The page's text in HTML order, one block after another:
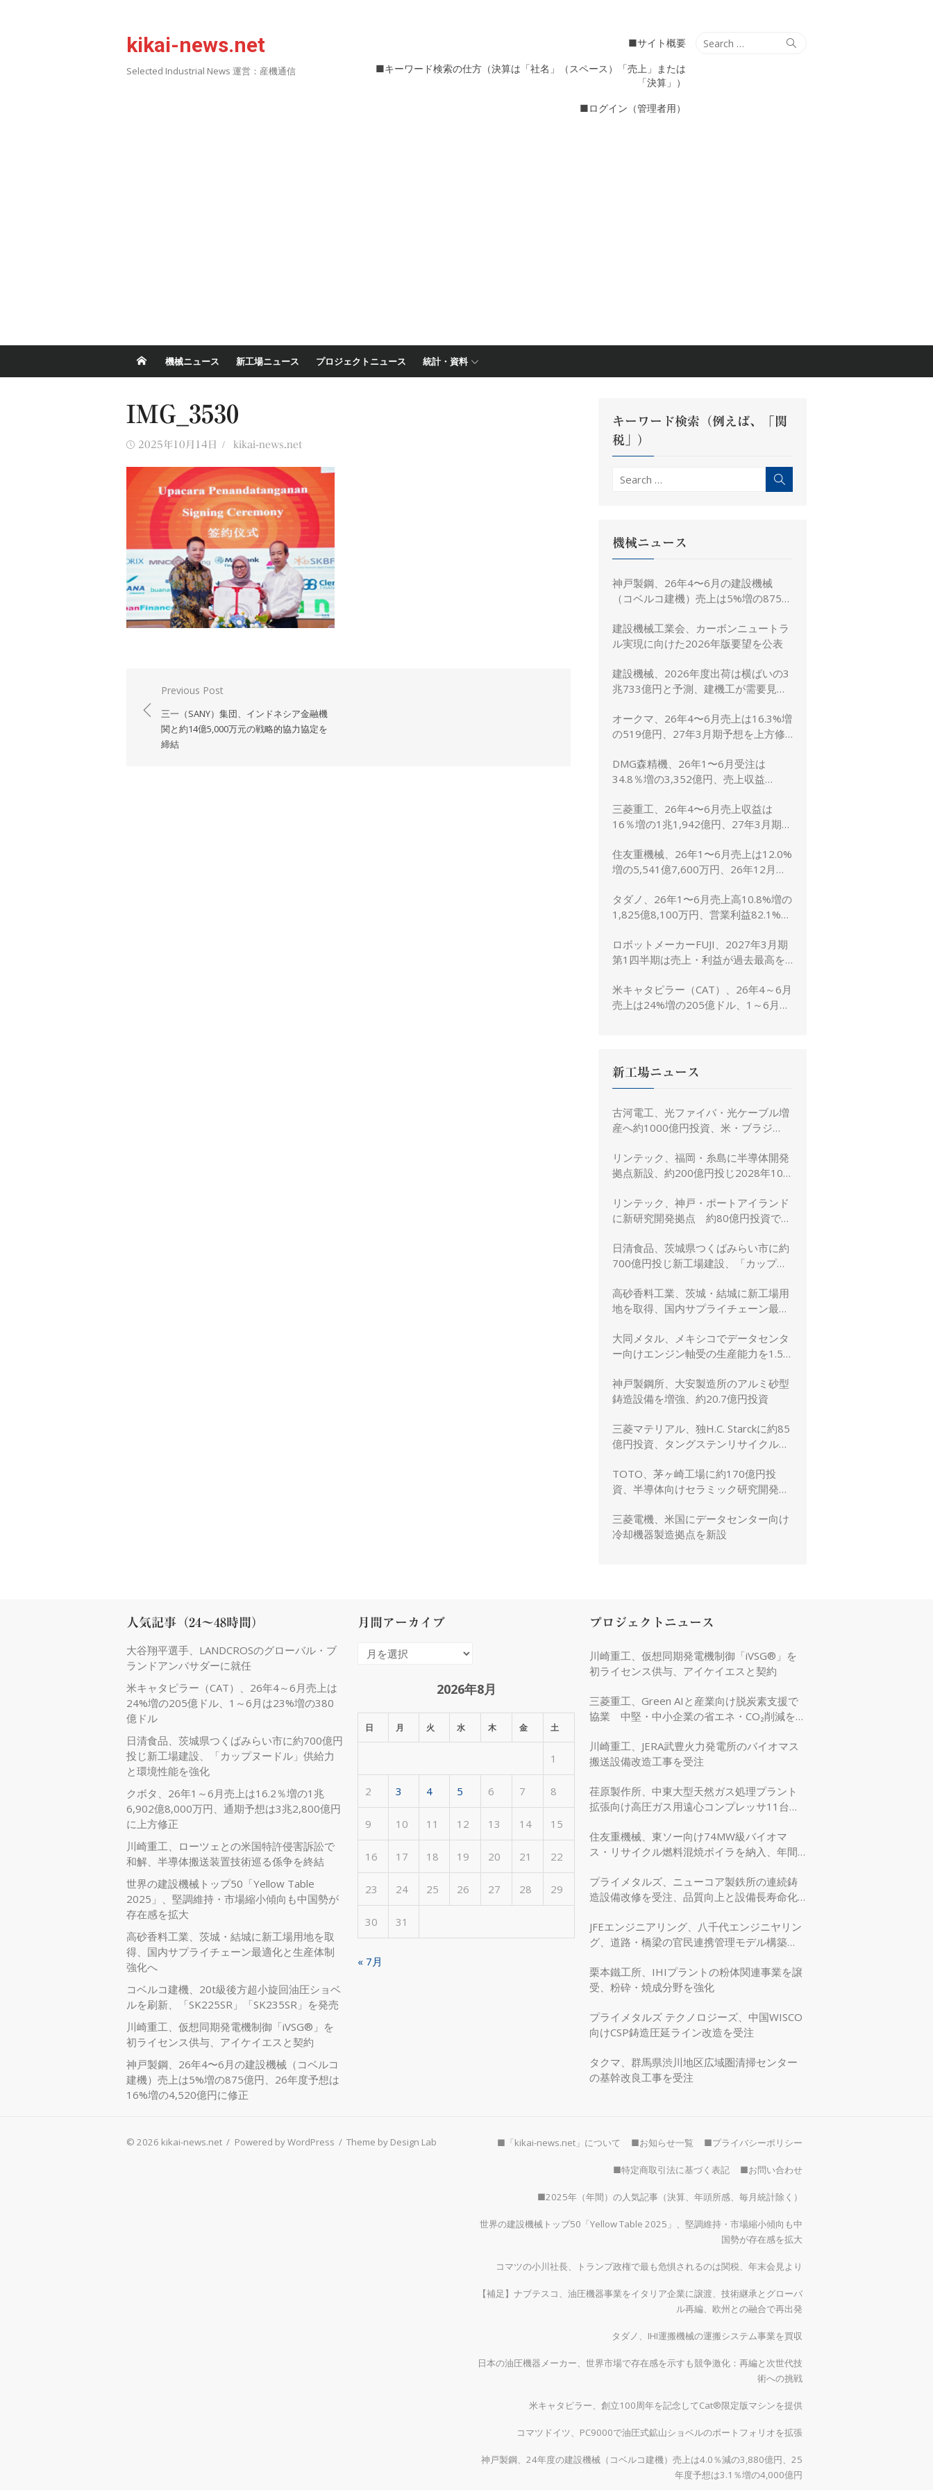
kikai-news.net
Selected Industrial News 運営：産機通信
Search
Search
■サイト概要
■キーワード検索の仕方（決算は「社名」（スペース）「売上」または
「決算」）
■ログイン（管理者用）
機械ニュース 新工場ニュース プロジェクトニュース 統計・資料
IMG_3530
Posted
2025年10月14日 Author
kikai-news.net
稿
Previous Post
三一（SANY）集団、インドネシア金融機
関と約14億5,000万元の戦略的協力協定を
締結
キーワード検索（例えば、「関
税」）
Search
機械ニュース
神戸製鋼、26年4〜6月の建設機械
（コベルコ建機）売上は5%増の875億
に修正
建設機械工業会、カーボンニュートラ
ル実現に向けた2026年版要望を公表
建設機械、2026年度出荷は横ばいの3
兆733億円と予測、建機工が需要見通
オークマ、26年4〜6月売上は16.3%増
の519億円、27年3月期予想を上方修
DMG森精機、26年1〜6月受注は
34.8％増の3,352億円、売上収益
三菱重工、26年4〜6月売上収益は
16％増の1兆1,942億円、27年3月期予
住友重機械、26年1〜6月売上は12.0%
増の5,541億7,600万円、26年12月期
修正
タダノ、26年1〜6月売上高10.8%増の
1,825億8,100万円、営業利益82.1%増
置き
ロボットメーカーFUJI、2027年3月期
第1四半期は売上・利益が過去最高を
米キャタピラー（CAT）、26年4～6月
売上は24%増の205億ドル、1～6月は
新工場ニュース
古河電工、光ファイバ・光ケーブル増
産へ約1000億円投資、米・ブラジ
リンテック、福岡・糸島に半導体開発
拠点新設、約200億円投じ2028年10
リンテック、神戸・ポートアイランド
に新研究開発拠点 約80億円投資で新
日清食品、茨城県つくばみらい市に約
700億円投じ新工場建設、「カップヌ
高砂香料工業、茨城・結城に新工場用
地を取得、国内サプライチェーン最適
大同メタル、メキシコでデータセンタ
ー向けエンジン軸受の生産能力を1.5
神戸製鋼所、大安製造所のアルミ砂型
鋳造設備を増強、約20.7億円投資
三菱マテリアル、独H.C. Starckに約85
億円投資、タングステンリサイクル能
TOTO、茅ヶ崎工場に約170億円投
資、半導体向けセラミック研究開発棟
三菱電機、米国にデータセンター向け
冷却機器製造拠点を新設
人気記事（24～48時間）
大谷翔平選手、LANDCROSのグローバル・ブ
ランドアンバサダーに就任
米キャタピラー（CAT）、26年4～6月売上は
24%増の205億ドル、1～6月は23%増の380
億ドル
日清食品、茨城県つくばみらい市に約700億円
投じ新工場建設、「カップヌードル」供給力
と環境性能を強化
クボタ、26年1～6月売上は16.2％増の1兆
6,902億8,000万円、通期予想は3兆2,800億円
に上方修正
川崎重工、ローツェとの米国特許侵害訴訟で
和解、半導体搬送装置技術巡る係争を終結
世界の建設機械トップ50「Yellow Table
2025」、堅調維持・市場縮小傾向も中国勢が
存在感を拡大
高砂香料工業、茨城・結城に新工場用地を取
得、国内サプライチェーン最適化と生産体制
強化へ
コベルコ建機、20t級後方超小旋回油圧ショベ
ルを刷新、「SK225SR」「SK235SR」を発売
川崎重工、仮想同期発電機制御「iVSG®」を
初ライセンス供与、アイケイエスと契約
神戸製鋼、26年4〜6月の建設機械（コベルコ
建機）売上は5%増の875億円、26年度予想は
16%増の4,520億円に修正
月間アーカイブ
カ
イ
2026年8月
日 月 火 水 木 金 土
1
2 3 4 5 6 7 8
9 10 11 12 13 14 15
16 17 18 19 20 21 22
23 24 25 26 27 28 29
30 31
« 7月
プロジェクトニュース
川崎重工、仮想同期発電機制御「iVSG®」を
初ライセンス供与、アイケイエスと契約
三菱重工、Green AIと産業向け脱炭素支援で
協業 中堅・中小企業の省エネ・CO₂削減を強
川崎重工、JERA武豊火力発電所のバイオマス
搬送設備改造工事を受注
荏原製作所、中東大型天然ガス処理プラント
拡張向け高圧ガス用遠心コンプレッサ11台を
住友重機械、東ソー向け74MW級バイオマ
ス・リサイクル燃料混焼ボイラを納入、年間
プライメタルズ、ニューコア製鉄所の連続鋳
造設備改修を受注、品質向上と設備長寿命化
JFEエンジニアリング、八千代エンジニヤリン
グ、道路・橋梁の官民連携管理モデル構築
栗本鐵工所、IHIプラントの粉体関連事業を譲
受、粉砕・焼成分野を強化
プライメタルズ テクノロジーズ、中国WISCO
向けCSP鋳造圧延ライン改造を受注
タクマ、群馬県渋川地区広域圏清掃センター
の基幹改良工事を受注
© 2026 kikai-news.net / Powered by WordPress / Theme by Design Lab ■「kikai-news.net」について ■お知らせ一覧 ■プライバシーポリシー
■特定商取引法に基づく表記 ■お問い合わせ
■2025年（年間）の人気記事（決算、年頭所感、毎月統計除く）
世界の建設機械トップ50「Yellow Table 2025」、堅調維持・市場縮小傾向も中
国勢が存在感を拡大
コマツの小川社長、トランプ政権で最も危惧されるのは関税、年末会見より
【補足】ナブテスコ、油圧機器事業をイタリア企業に譲渡、技術継承とグローバ
ル再編、欧州との融合で再出発
タダノ、IHI運搬機械の運搬システム事業を買収
日本の油圧機器メーカー、世界市場で存在感を示すも競争激化：再編と次世代技
術への挑戦
米キャタピラー、創立100周年を記念してCat®限定版マシンを提供
コマツドイツ、PC9000で油圧式鉱山ショベルのポートフォリオを拡張
神戸製鋼、24年度の建設機械（コベルコ建機）売上は4.0％減の3,880億円、25
年度予想は3.1％増の4,000億円